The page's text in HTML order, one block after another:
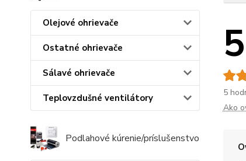
Olejové ohrievače
Ostatné ohrievače
Sálavé ohrievače
Teplovzdušné ventilátory
Podlahové kúrenie/príslušenstvo
5
5
Ako